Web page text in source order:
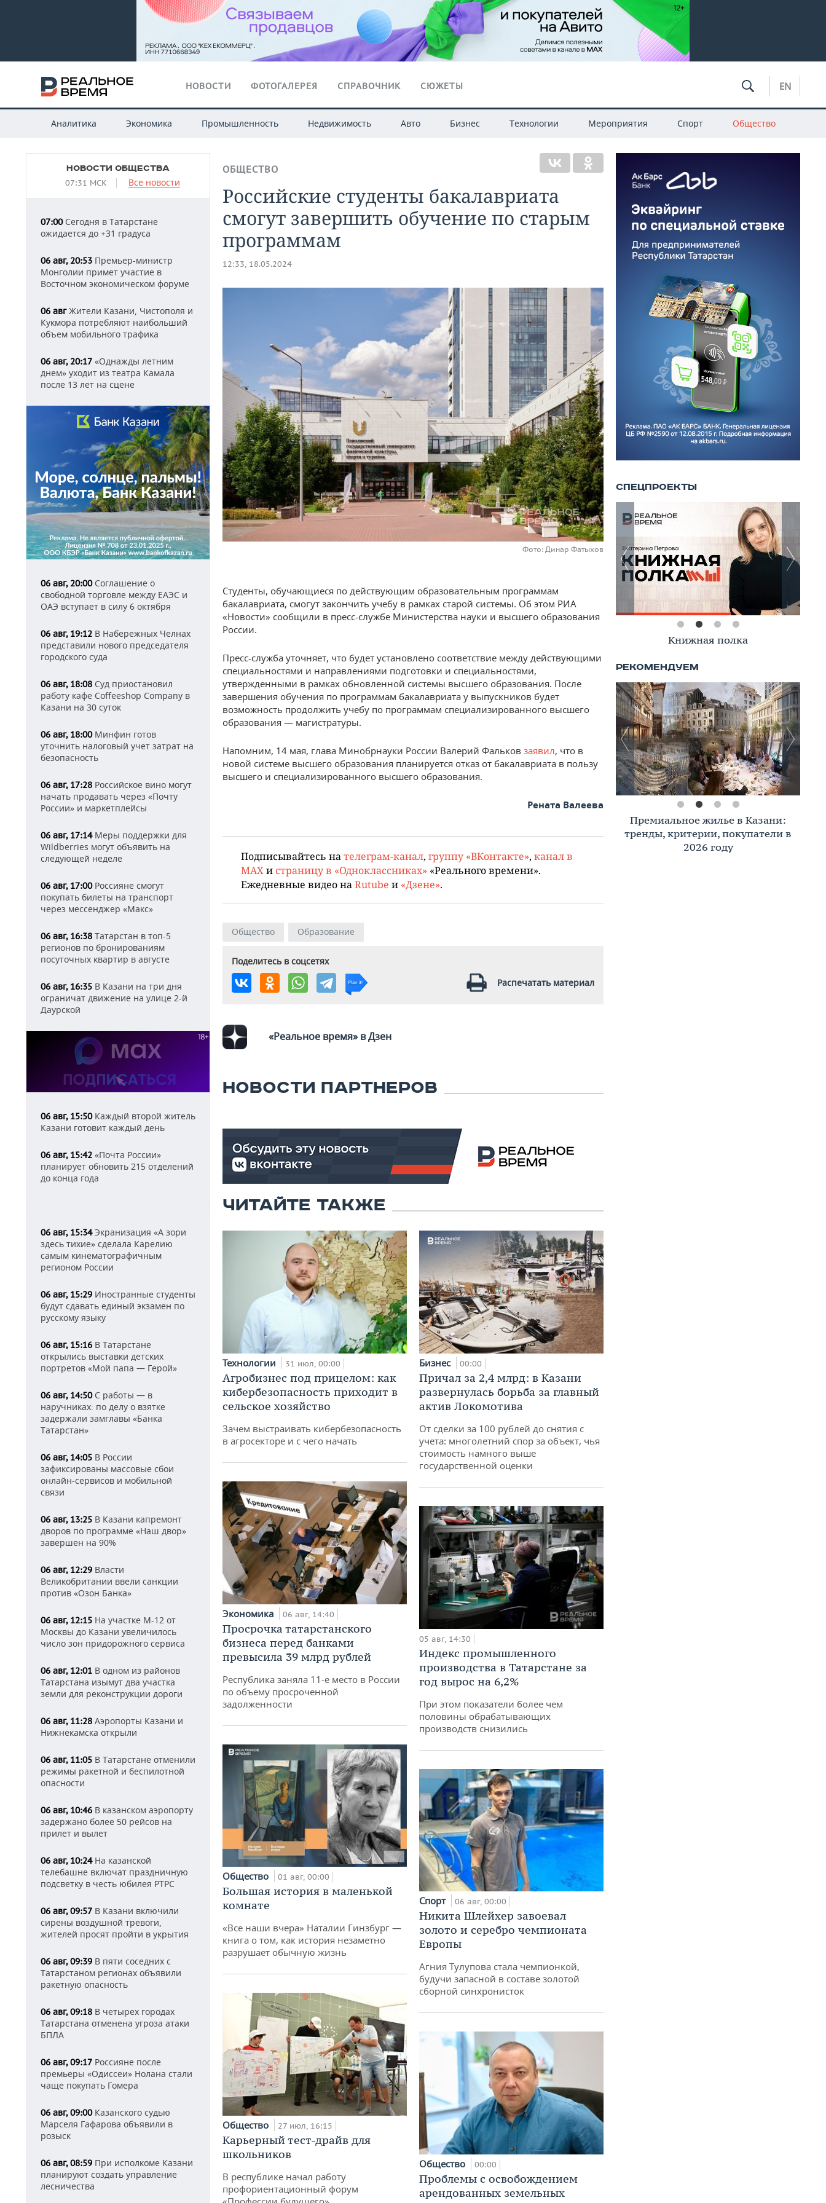
НОВОСТИ ФОТОГАЛЕРЕЯ СПРАВОЧНИК СЮЖЕТЫ EN
Аналитика Экономика Промышленность Недвижимость Авто Бизнес Технологии Мероприятия Спорт Общество
НОВОСТИ ОБЩЕСТВА
07:31 МСК Все новости
07:00Сегодня в Татарстане
ожидается до +31 градуса
06 авг, 20:53 Премьер-министр
Монголии примет участие в
Восточном экономическом форуме
06 авгЖители Казани, Чистополя и
Кукмора потребляют наибольший
объем мобильного трафика
06 авг, 20:17 «Однажды летним
днем» уходит из театра Камала
после 13 лет на сцене
06 авг, 20:00Соглашение о
свободной торговле между ЕАЭС и
ОАЭ вступает в силу 6 октября
06 авг, 19:12 В Набережных Челнах
представили нового председателя
городского суда
06 авг, 18:08 Суд приостановил
работу кафе Coffeeshop Company в
Казани на 30 суток
06 авг, 18:00Минфин готов
уточнить налоговый учет затрат на
безопасность
06 авг, 17:28 Российское вино могут
начать продавать через «Почту
России» и маркетплейсы
06 авг, 17:14Меры поддержки для
Wildberries могут объявить на
следующей неделе
06 авг, 17:00Россияне смогут
покупать билеты на транспорт
через мессенджер «Макс»
06 авг, 16:38 Татарстан в топ-5
регионов по бронированиям
посуточных квартир в августе
06 авг, 16:35 В Казани на три дня
ограничат движение на улице 2-й
Даурской
06 авг, 15:50Каждый второй житель
Казани готовит каждый день
06 авг, 15:42 «Почта России»
планирует обновить 215 отделений
до конца года
06 авг, 15:34Экранизация «А зори
здесь тихие» сделала Карелию
самым кинематографичным
регионом России
06 авг, 15:29 Иностранные студенты
будут сдавать единый экзамен по
русскому языку
06 авг, 15:16 В Татарстане
открылись выставки детских
портретов «Мой папа — Герой»
06 авг, 14:50С работы — в
наручниках: по делу о взятке
задержали замглавы «Банка
Татарстан»
06 авг, 14:05 В России
зафиксированы массовые сбои
онлайн-сервисов и мобильной
связи
06 авг, 13:25 В Казани капремонт
дворов по программе «Наш двор»
завершен на 90%
06 авг, 12:29 Власти
Великобритании ввели санкции
против «Озон Банка»
06 авг, 12:15 На участке М-12 от
Москвы до Казани увеличилось
число зон придорожного сервиса
06 авг, 12:01 В одном из районов
Татарстана изымут два участка
земли для реконструкции дороги
06 авг, 11:28 Аэропорты Казани и
Нижнекамска открыли
06 авг, 11:05 В Татарстане отменили
режимы ракетной и беспилотной
опасности
06 авг, 10:46 В казанском аэропорту
задержано более 50 рейсов на
прилет и вылет
06 авг, 10:24На казанской
телебашне включат праздничную
подсветку в честь юбилея РТРС
06 авг, 09:57 В Казани включили
сирены воздушной тревоги,
жителей просят пройти в укрытия
06 авг, 09:39 В пяти соседних с
Татарстаном регионах объявили
ракетную опасность
06 авг, 09:18 В четырех городах
Татарстана отменена угроза атаки
БПЛА
06 авг, 09:17 Россияне после
премьеры «Одиссеи» Нолана стали
чаще покупать Гомера
06 авг, 09:00Казанского судью
Марселя Гафарова объявили в
розыск
06 авг, 08:59 При исполкоме Казани
планируют создать управление
лесничества
ОБЩЕСТВО
Российские студенты бакалавриата
смогут завершить обучение по старым
программам
12:33, 18.05.2024
Фото: Динар Фатыхов
Студенты, обучающиеся по действующим образовательным программам
бакалавриата, смогут закончить учебу в рамках старой системы. Об этом РИА
«Новости» сообщили в пресс-службе Министерства науки и высшего образования
России.
Пресс-служба уточняет, что будет установлено соответствие между действующими
специальностями и направлениями подготовки и специальностями,
утвержденными в рамках обновленной системы высшего образования. После
завершения обучения по программам бакалавриата у выпускников будет
возможность продолжить учебу по программам специализированного высшего
образования — магистратуры.
Напомним, 14 мая, глава Минобрнауки России Валерий Фальков заявил, что в
новой системе высшего образования планируется отказ от бакалавриата в пользу
высшего и специализированного высшего образования.
Рената Валеева
Подписывайтесь нателеграм-канал, группу «ВКонтакте», канал в
MAXи страницу в «Одноклассниках» «Реального времени».
Ежедневные видео наRutube и «Дзене».
Общество Образование
Поделитесь в соцсетях
Распечатать материал
«Реальное время» в Дзен
НОВОСТИ ПАРТНЕРОВ
ЧИТАЙТЕ ТАКЖЕ
Технологии 31 июл, 00:00
Агробизнес под прицелом: как
кибербезопасность приходит в
сельское хозяйство
Зачем выстраивать кибербезопасность
в агросекторе и с чего начать
Экономика 06 авг, 14:40
Просрочка татарстанского
бизнеса перед банками
превысила 39 млрд рублей
Республика заняла 11-е место в России
по объему просроченной
задолженности
Общество 01 авг, 00:00
Большая история в маленькой
комнате
«Все наши вчера» Наталии Гинзбург —
книга о том, как история незаметно
разрушает обычную жизнь
Общество 27 июл, 16:15
Карьерный тест-драйв для
школьников
В республике начал работу
профориентационный форум
Бизнес 00:00
Причал за 2,4 млрд: в Казани
развернулась борьба за главный
актив Локомотива
От сделки за 100 рублей до снятия с
учета: многолетний спор за объект, чья
стоимость намного выше
государственной оценки
05 авг, 14:30
Индекс промышленного
производства в Татарстане за
год вырос на 6,2%
При этом показатели более чем
половины обрабатывающих
производств снизились
Спорт 06 авг, 00:00
Никита Шлейхер завоевал
золото и серебро чемпионата
Европы
Агния Тулупова стала чемпионкой,
будучи запасной в составе золотой
сборной синхронисток
Общество 00:00
Проблемы с освобождением
арендованных земельных
Книжная полка
Премиальное жилье в Казани:
тренды, критерии, покупатели в
2026 году